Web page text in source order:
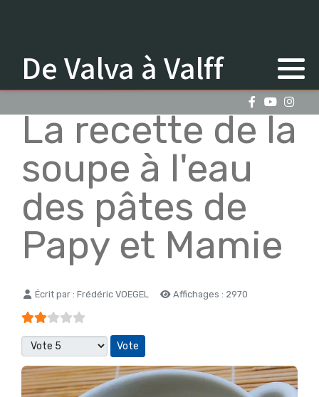
De Valva à Valff
La recette de la
soupe à l'eau
des pâtes de
Papy et Mamie
Détails
Écrit par : Frédéric VOEGEL Affichages : 2970
Vote utilisateur:
Veuillez voter